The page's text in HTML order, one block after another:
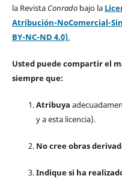
la Revista Conradobajo la
Atribución-NoComercial-
BY-NC-ND 4.0).
Usted puede compartir el
siempre que:
Atribuya
y a esta licencia).
No cree obras
Indique si ha